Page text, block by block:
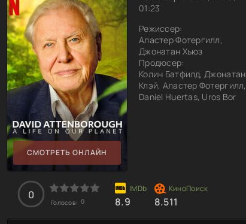
СМОТРЕТЬ ОНЛАЙН
01:23
Режиссер:
Аластер Фотергилл,
Джонатан Хьюз
Продюсер:
Колин Батфилд, Джонатан
Клэй, Аластер Фотергилл,
Daniel Huertas, Uros Bor
0
Голосов: 0 8.9 8.511